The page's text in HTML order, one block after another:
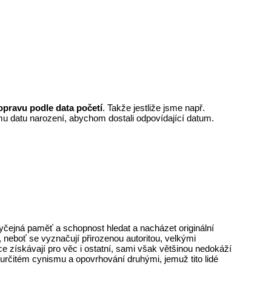
podle data početí. Takže jestliže jsme např.
datu narození, abychom dostali odpovídající datum.
paměť a schopnost hledat a nacházet originální
se vyznačují přirozenou autoritou, velkými
získávají pro věc i ostatní, sami však většinou nedokáží
cynismu a opovrhování druhými, jemuž tito lidé